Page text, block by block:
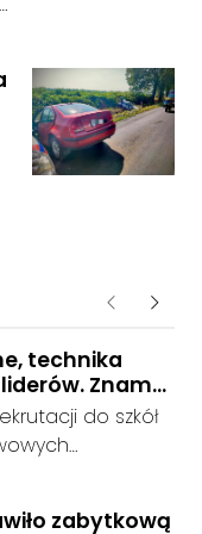
artykułu:
Poprzednie
technika
Znamy
rekrutacji do
do szkół
Powiat
zabytkową